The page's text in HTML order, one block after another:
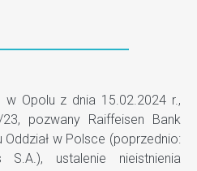
Opolu z dnia 15.02.2024 r.,
pozwany Raiffeisen Bank
Oddział w Polsce (poprzednio:
S.A.), ustalenie nieistnienia